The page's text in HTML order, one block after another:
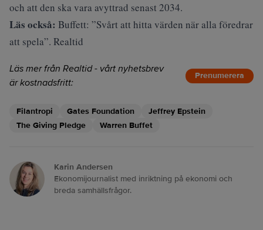
och att den ska vara avyttrad senast 2034.
Läs också: Buffett: ”Svårt att hitta värden när alla föredrar
att spela”. Realtid
Läs mer från Realtid - vårt nyhetsbrev
är kostnadsfritt:
Prenumerera
Filantropi Gates Foundation
Jeffrey Epstein
The Giving Pledge
Warren Buffet
Karin Andersen
Ekonomijournalist med inriktning på ekonomi och
breda samhällsfrågor.